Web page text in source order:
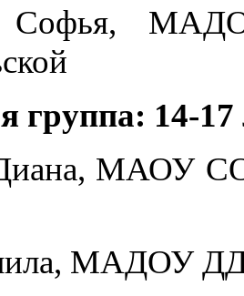
Софья,
группа: 14-17
МАОУ
МАДОУ